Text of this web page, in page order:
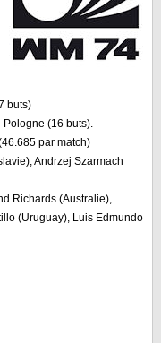
buts)
Pologne (16 buts).
par match)
Andrzej Szarmach
Richards (Australie),
(Uruguay), Luis Edmundo